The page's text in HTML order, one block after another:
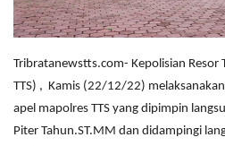
Tribratanewstts.com- Kepolisian Resor
TTS) , Kamis (22/12/22)
apel mapolres TTS yang dipimpin
Piter Tahun.ST.MM dan didampingi